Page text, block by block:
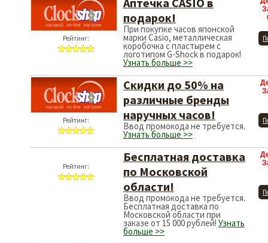
Рейтинг:
Аптечка CASIO в
подарок!
При покупке часов японской
марки Casio, металлическая
коробочка с пластырем с
логотипом G-Shock в подарок!
Узнать больше >>
Рейтинг:
Скидки до 50% на
различные бренды
наручных часов!
Ввод промокода не требуется.
Узнать больше >>
Рейтинг:
Бесплатная доставка
по Московской
области!
Ввод промокода не требуется.
Бесплатная доставка по
Московской области при
заказе от 15 000 рублей! Узнать
больше >>